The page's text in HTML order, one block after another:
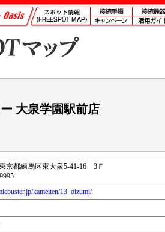
大泉学園駅前店
京都練馬区東大泉5-41-16 3Ｆ
kameiten/13_oizumi/